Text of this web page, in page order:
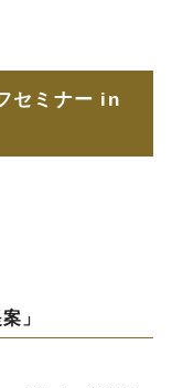
セミナー in
」